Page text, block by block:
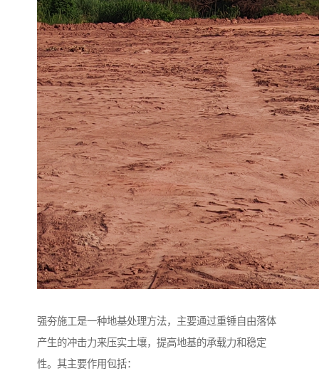
强夯施工是一种地基处理方法，主要通过重锤自由落体
产生的冲击力来压实土壤，提高地基的承载力和稳定
性。其主要作用包括：